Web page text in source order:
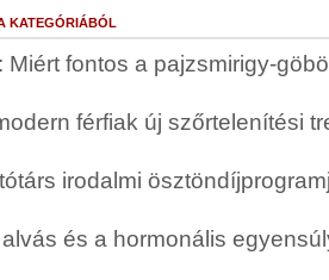
KATEGÓRIÁBÓL
Miért fontos a pajzsmirigy-
férfiak új szőrtelenítési
irodalmi
és a hormonális